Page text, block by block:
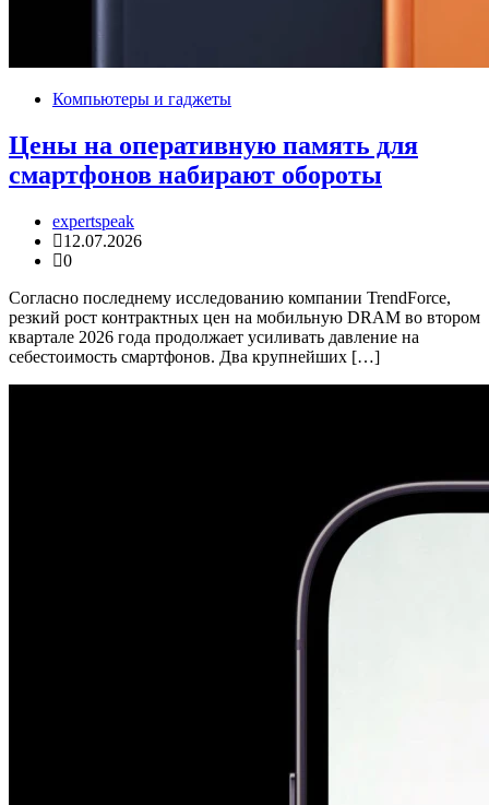
Компьютеры и гаджеты
Цены на оперативную память для
смартфонов набирают обороты
expertspeak
12.07.2026
0
Согласно последнему исследованию компании TrendForce,
резкий рост контрактных цен на мобильную DRAM во втором
квартале 2026 года продолжает усиливать давление на
себестоимость смартфонов. Два крупнейших […]